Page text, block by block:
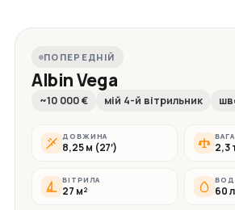
ПОПЕРЕДНІЙ
Albin Vega
~10 000 € мій 4-й вітрильник
ДОВЖИНА
8,25 м (27′)
ВАГА
2,3
ВІТРИЛА
27 м² 60